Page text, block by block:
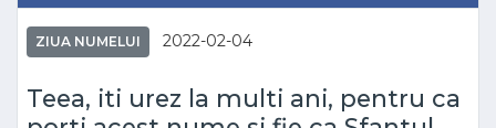
ZIUA NUMELUI 2022-02-04
Teea, iti urez la multi ani, pentru ca